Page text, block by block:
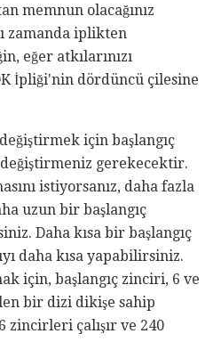
memnun olacağınız
zamanda iplikten
eğer atkılarınızı
İpliği'nin dördüncü çilesine
için başlangıç
gerekecektir.
istiyorsanız, daha fazla
uzun bir başlangıç
Daha kısa bir başlangıç
daha kısa yapabilirsiniz.
için, başlangıç ​​zinciri, 6 ve
bir dizi dikişe sahip
zincirleri çalışır ve 240